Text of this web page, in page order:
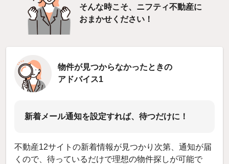
そんな時こそ、ニフティ不動産に
おまかせください！
物件が見つからなかったときの
アドバイス1
新着メール通知を設定すれば、待つだけに！
不動産12サイトの新着情報が見つかり次第、通知が届
くので、待っているだけで理想の物件探しが可能で